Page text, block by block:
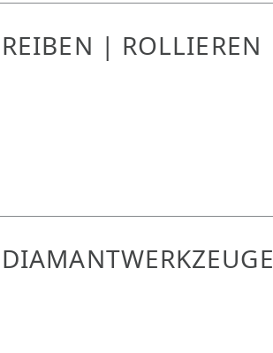
REIBEN | ROLLIEREN
DIAMANTWERKZEUGE